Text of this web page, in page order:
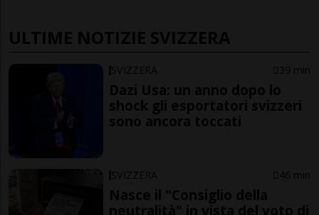
ULTIME NOTIZIE SVIZZERA
SVIZZERA 39 min
Dazi Usa: un anno dopo lo
shock gli esportatori svizzeri
sono ancora toccati
SVIZZERA 46 min
Nasce il "Consiglio della
neutralità" in vista del voto di